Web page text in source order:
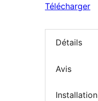
Télécharger
Détails
Avis
Installation